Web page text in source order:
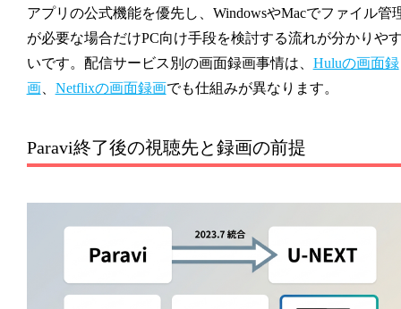
アプリの公式機能を優先し、WindowsやMacでファイル管
が必要な場合だけPC向け手段を検討する流れが分かりや
いです。配信サービス別の画面録画事情は、 Huluの画面録
画、 Netflixの画面録画でも仕組みが異なります。
Paravi終了後の視聴先と録画の前提